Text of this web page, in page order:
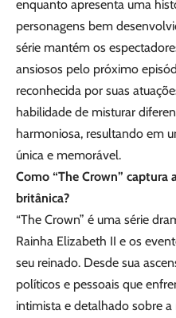
enquanto apresenta uma
personagens bem
série mantém os
ansiosos pelo próximo
reconhecida por suas
habilidade de misturar
harmoniosa, resultando em
única e memorável.
Como “The Crown” captura
britânica?
“The Crown” é uma série
Rainha Elizabeth II e os
seu reinado. Desde sua
políticos e pessoais que
intimista e detalhado sobre